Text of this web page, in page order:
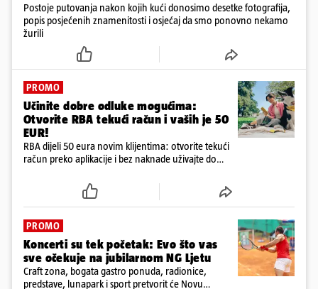
Postoje putovanja nakon kojih kući donosimo desetke fotografija,
popis posjećenih znamenitosti i osjećaj da smo ponovno nekamo
žurili
PROMO
Učinite dobre odluke mogućima:
Otvorite RBA tekući račun i vaših je 50
EUR!
RBA dijeli 50 eura novim klijentima: otvorite tekući
račun preko aplikacije i bez naknade uživajte do
PROMO
Koncerti su tek početak: Evo što vas
sve očekuje na jubilarnom NG Ljetu
Craft zona, bogata gastro ponuda, radionice,
predstave, lunapark i sport pretvorit će Novu